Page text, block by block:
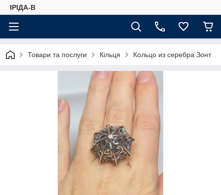
ІРІДА-В
Товари та послуги Кільця Кольцо из серебра Зонт